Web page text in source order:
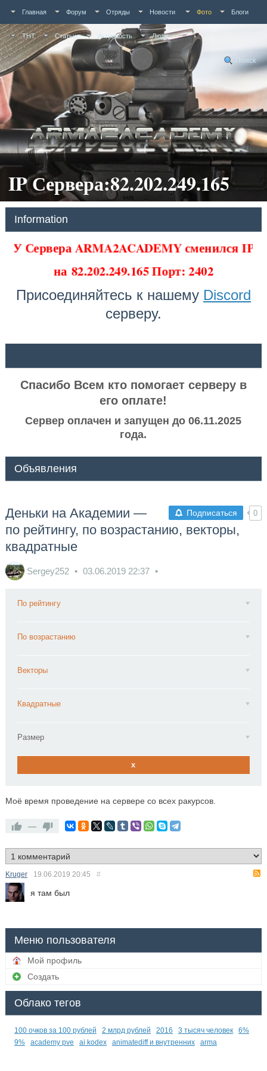
Главная Форум Отряды Новости Фото Блоги
ТНТ Статьи Активность Люди
Поиск
IP Сервера:82.202.249.165
Information
У Сервера ARMA2ACADEMY сменился IP
на 82.202.249.165 Порт: 2402
Присоединяйтесь к нашему Discord
серверу.
Спасибо Всем кто помогает серверу в
его оплате!
Сервер оплачен и запущен до 06.11.2025
года.
Объявления
Подписаться 0
Деньки на Академии —
по рейтингу, по возрастанию, векторы,
квадратные
Sergey252 03.06.2019 22:37
По рейтингу
По возрастанию
Векторы
Квадратные
Размер
x
Моё время проведение на сервере со всех ракурсов.
—
Kruger 19.06.2019 20:45 #
я там был
Меню пользователя
Мой профиль
Создать
Облако тегов
100 очков за 100 рублей 2 млрд рублей 2016 3 тысяч человек
6%
9%
academy pve ai kodex animatediff и внутренних arma